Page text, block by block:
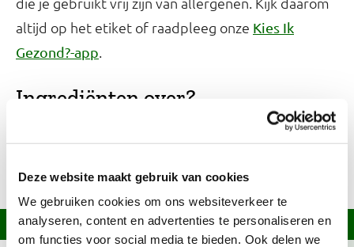
Deze website maakt gebruik van cookies
We gebruiken cookies om ons websiteverkeer te
analyseren, content en advertenties te personaliseren en
om functies voor social media te bieden. Ook delen we
altijd op het etiket of raadpleeg onze Kies Ik
Gezond?-app
Ingrediënten over?
welke recepten je ermee
Bewaarwijzer.
Informatie over dit recept